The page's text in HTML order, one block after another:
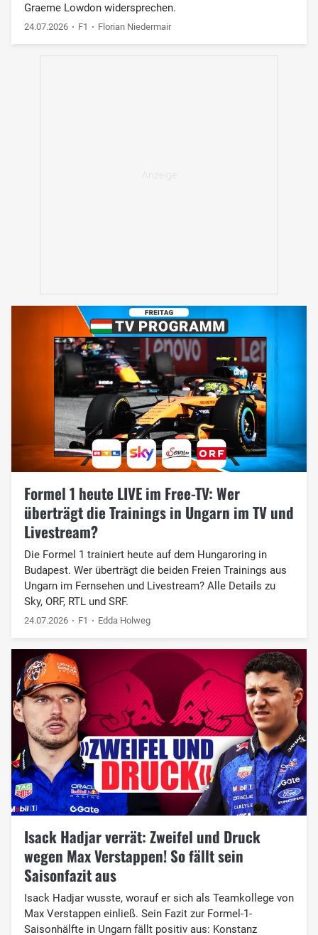
Graeme Lowdon widersprechen.
24.07.2026 F1 Florian Niedermair
Formel 1 heute LIVE im Free-TV: Wer
überträgt die Trainings in Ungarn im TV und
Livestream?
Die Formel 1 trainiert heute auf dem Hungaroring in
Budapest. Wer überträgt die beiden Freien Trainings aus
Ungarn im Fernsehen und Livestream? Alle Details zu
Sky, ORF, RTL und SRF.
24.07.2026 F1 Edda Holweg
Isack Hadjar verrät: Zweifel und Druck
wegen Max Verstappen! So fällt sein
Saisonfazit aus
Isack Hadjar wusste, worauf er sich als Teamkollege von
Max Verstappen einließ. Sein Fazit zur Formel-1-
Saisonhälfte in Ungarn fällt positiv aus: Konstanz